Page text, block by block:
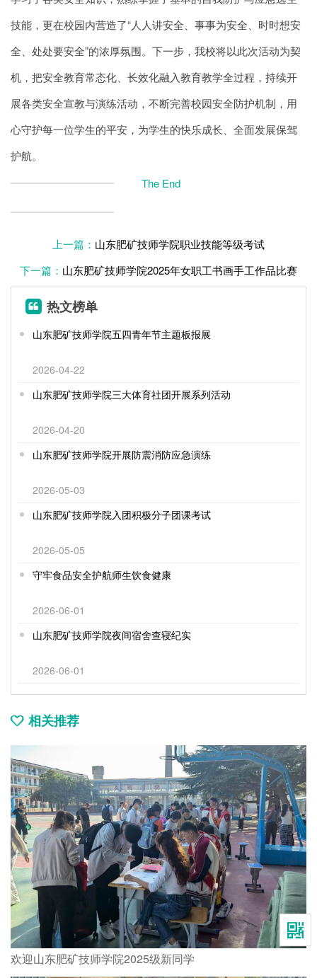
技能，更在校园内营造了“人人讲安全、事事为安全、时时想安
全、处处要安全”的浓厚氛围。下一步，我校将以此次活动为契
机，把安全教育常态化、长效化融入教育教学全过程，持续开
展各类安全宣教与演练活动，不断完善校园安全防护机制，用
心守护每一位学生的平安，为学生的快乐成长、全面发展保驾
护航。
The End
上一篇： 山东肥矿技师学院职业技能等级考试
下一篇： 山东肥矿技师学院2025年女职工书画手工作品比赛
热文榜单
山东肥矿技师学院五四青年节主题板报展
2026-04-22
山东肥矿技师学院三大体育社团开展系列活动
2026-04-20
山东肥矿技师学院开展防震消防应急演练
2026-05-03
山东肥矿技师学院入团积极分子团课考试
2026-05-05
守牢食品安全护航师生饮食健康
2026-06-01
山东肥矿技师学院夜间宿舍查寝纪实
2026-06-01
相关推荐
欢迎山东肥矿技师学院2025级新同学